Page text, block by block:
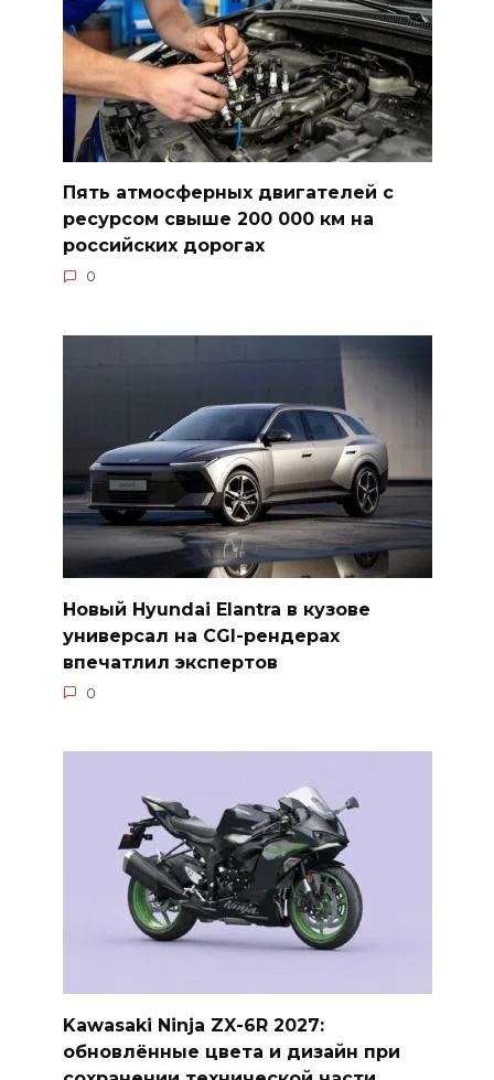
Пять атмосферных двигателей с
ресурсом свыше 200 000 км на
российских дорогах
0
Новый Hyundai Elantra в кузове
универсал на CGI-рендерах
впечатлил экспертов
0
Kawasaki Ninja ZX-6R 2027:
обновлённые цвета и дизайн при